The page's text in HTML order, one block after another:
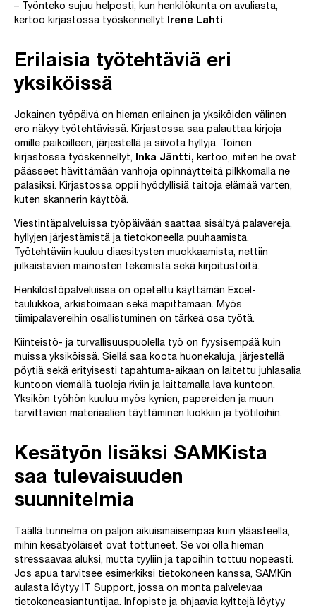
– Työnteko sujuu helposti, kun henkilökunta on avuliasta,
kertoo kirjastossa työskennellyt Irene Lahti.
Erilaisia työtehtäviä eri
yksiköissä
Jokainen työpäivä on hieman erilainen ja yksiköiden välinen
ero näkyy työtehtävissä. Kirjastossa saa palauttaa kirjoja
omille paikoilleen, järjestellä ja siivota hyllyjä. Toinen
kirjastossa työskennellyt, Inka Jäntti, kertoo, miten he ovat
päässeet hävittämään vanhoja opinnäytteitä pilkkomalla ne
palasiksi. Kirjastossa oppii hyödyllisiä taitoja elämää varten,
kuten skannerin käyttöä.
Viestintäpalveluissa työpäivään saattaa sisältyä palavereja,
hyllyjen järjestämistä ja tietokoneella puuhaamista.
Työtehtäviin kuuluu diaesitysten muokkaamista, nettiin
julkaistavien mainosten tekemistä sekä kirjoitustöitä.
Henkilöstöpalveluissa on opeteltu käyttämän Excel-
taulukkoa, arkistoimaan sekä mapittamaan. Myös
tiimipalavereihin osallistuminen on tärkeä osa työtä.
Kiinteistö- ja turvallisuuspuolella työ on fyysisempää kuin
muissa yksiköissä. Siellä saa koota huonekaluja, järjestellä
pöytiä sekä erityisesti tapahtuma-aikaan on laitettu juhlasalia
kuntoon viemällä tuoleja riviin ja laittamalla lava kuntoon.
Yksikön työhön kuuluu myös kynien, papereiden ja muun
tarvittavien materiaalien täyttäminen luokkiin ja työtiloihin.
Kesätyön lisäksi SAMKista
saa tulevaisuuden
suunnitelmia
Täällä tunnelma on paljon aikuismaisempaa kuin yläasteella,
mihin kesätyöläiset ovat tottuneet. Se voi olla hieman
stressaavaa aluksi, mutta tyyliin ja tapoihin tottuu nopeasti.
Jos apua tarvitsee esimerkiksi tietokoneen kanssa, SAMKin
aulasta löytyy IT Support, jossa on monta palvelevaa
tietokoneasiantuntijaa. Infopiste ja ohjaavia kylttejä löytyy